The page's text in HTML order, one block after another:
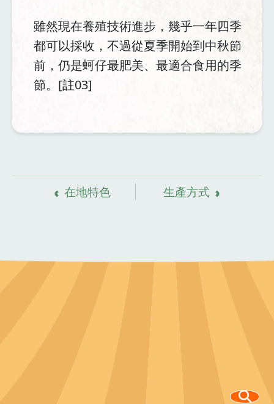
雖然現在養殖技術進步，幾乎一年四季
都可以採收，不過從夏季開始到中秋節
前，仍是蚵仔最肥美、最適合食用的季
節。[註03]
在地特色
生產方式